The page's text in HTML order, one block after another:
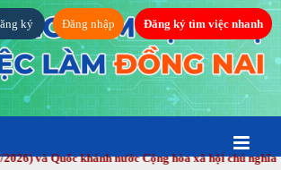
ký Đăng nhập Đăng ký tìm việc nhanh
Quốc khánh nước Cộng hòa xã hội chủ nghĩa